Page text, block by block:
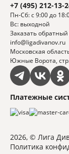
+7 (495) 212-13-
Пн-Сб: с 9:00 до
Вс: выходной
Заказать
info@ligadivanov.ru
Московская
Южные Ворота,
Платежные
2026, © Лига
Политика